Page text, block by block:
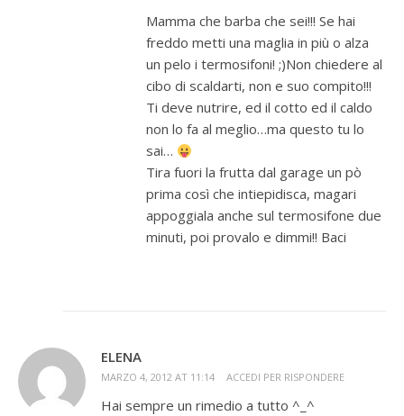
Mamma che barba che sei!!! Se hai
freddo metti una maglia in più o alza
un pelo i termosifoni! ;)Non chiedere al
cibo di scaldarti, non e suo compito!!!
Ti deve nutrire, ed il cotto ed il caldo
non lo fa al meglio…ma questo tu lo
sai…
Tira fuori la frutta dal garage un pò
prima così che intiepidisca, magari
appoggiala anche sul termosifone due
minuti, poi provalo e dimmi!! Baci
ELENA
MARZO 4, 2012 AT 11:14 ACCEDI PER RISPONDERE
Hai sempre un rimedio a tutto ^_^